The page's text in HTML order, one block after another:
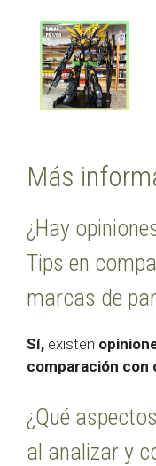
Más
¿Hay
Tips en
marcas de
Sí, existen
comparación con
¿Qué
al analizar y